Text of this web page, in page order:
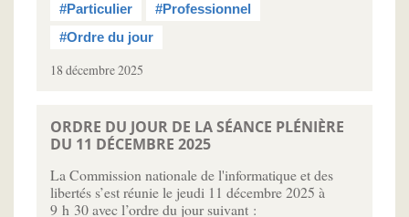
#Particulier
#Professionnel
#Ordre du jour
18 décembre 2025
ORDRE DU JOUR DE LA SÉANCE PLÉNIÈRE
DU 11 DÉCEMBRE 2025
La Commission nationale de l'informatique et des
libertés s’est réunie le jeudi 11 décembre 2025 à
9 h 30 avec l’ordre du jour suivant :